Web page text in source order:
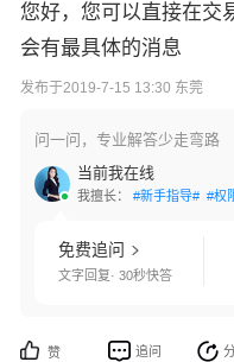
您好，您可以直接在交
会有最具体的消息
发布于2019-7-15 13:30 东莞
问一问，专业解答少走弯路
当前我在线
我擅长： #新手指导# #权
免费追问
文字回复· 30秒快答
赞 追问